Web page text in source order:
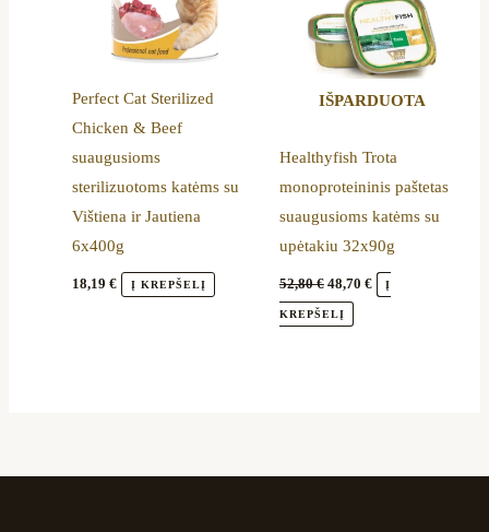
Perfect Cat Sterilized
Chicken & Beef
suaugusioms
sterilizuotoms katėms su
Vištiena ir Jautiena
6x400g
18,19€ Į KREPŠELĮ
IŠPARDUOTA
Healthyfish Trota
monoproteininis paštetas
suaugusioms katėms su
upėtakiu 32x90g
52,80€ 48,70 € Į
KREPŠELĮ